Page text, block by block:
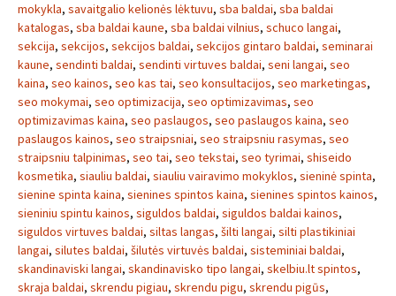
mokykla, savaitgalio kelionės lėktuvu, sba baldai, sba baldai
katalogas, sba baldai kaune, sba baldai vilnius, schuco langai,
sekcija, sekcijos, sekcijos baldai, sekcijos gintaro baldai, seminarai
kaune, sendinti baldai, sendinti virtuves baldai, seni langai, seo
kaina, seo kainos, seo kas tai, seo konsultacijos, seo marketingas,
seo mokymai, seo optimizacija, seo optimizavimas, seo
optimizavimas kaina, seo paslaugos, seo paslaugos kaina, seo
paslaugos kainos, seo straipsniai, seo straipsniu rasymas, seo
straipsniu talpinimas, seo tai, seo tekstai, seo tyrimai, shiseido
kosmetika, siauliu baldai, siauliu vairavimo mokyklos, sieninė spinta,
sienine spinta kaina, sienines spintos kaina, sienines spintos kainos,
sieniniu spintu kainos, siguldos baldai, siguldos baldai kainos,
siguldos virtuves baldai, siltas langas, šilti langai, silti plastikiniai
langai, silutes baldai, šilutės virtuvės baldai, sisteminiai baldai,
skandinaviski langai, skandinavisko tipo langai, skelbiu.lt spintos,
skraja baldai, skrendu pigiau, skrendu pigu, skrendu pigūs,